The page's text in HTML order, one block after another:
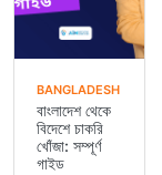
BANGLADESH
বাংলাদেশ থেকে
বিদেশে চাকরি
খোঁজা: সম্পূর্ণ
গাইড